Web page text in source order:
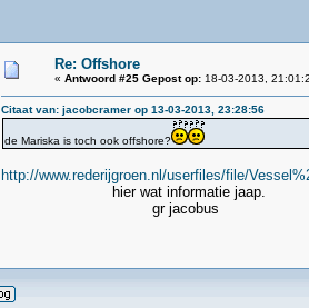
Re: Offshore
« Antwoord #25 Gepost op: 18-03-2013,
Citaat van: jacobcramer op 13-03-2013, 23:28:56
de Mariska is toch ook offshore?
http://www.rederijgroen.nl/userfiles/file/
hier wat informatie jaap.
gr jacobus